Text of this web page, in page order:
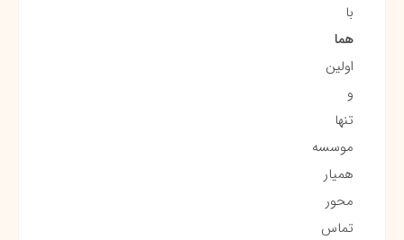
با
هما
اولین
و
تنها
موسسه
همیار
محور
تماس